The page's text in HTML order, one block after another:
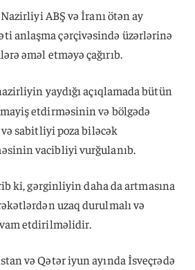
ABŞ və İranı ötən ay
anlaşma çərçivəsində üzərlərinə
əməl etməyə çağırıb.
yaydığı açıqlamada bütün
etdirməsinin və bölgədə
sabitliyi poza biləcək
vacibliyi vurğulanıb.
ki, gərginliyin daha da artmasına
uzaq durulmalı və
etdirilməlidir.
və Qətər iyun ayında İsveçrədə